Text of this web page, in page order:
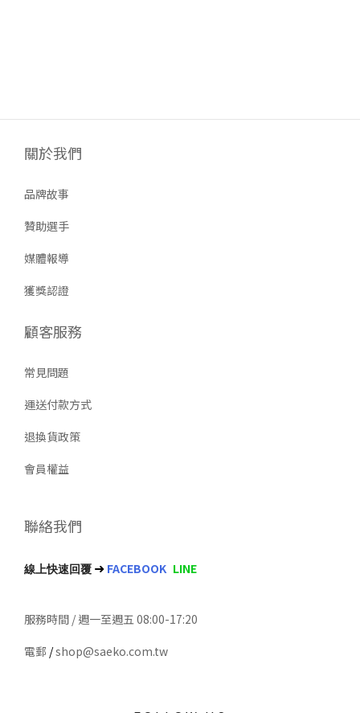
關於我們
品牌故事
贊助選手
媒體報導
獲獎認證
顧客服務
常見問題
運送付款方式
退換貨政策
會員權益
聯絡我們
線上快速回覆 ➜ FACEBOOK LINE
服務時間 / 週一至週五 08:00-17:20
電郵 /shop@saeko.com.tw